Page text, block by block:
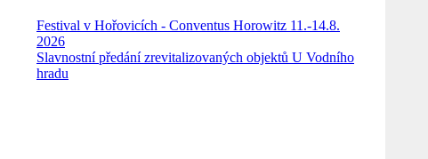
Festival v Hořovicích - Conventus Horowitz 11.-14.8.
2026
Slavnostní předání zrevitalizovaných objektů U Vodního
hradu